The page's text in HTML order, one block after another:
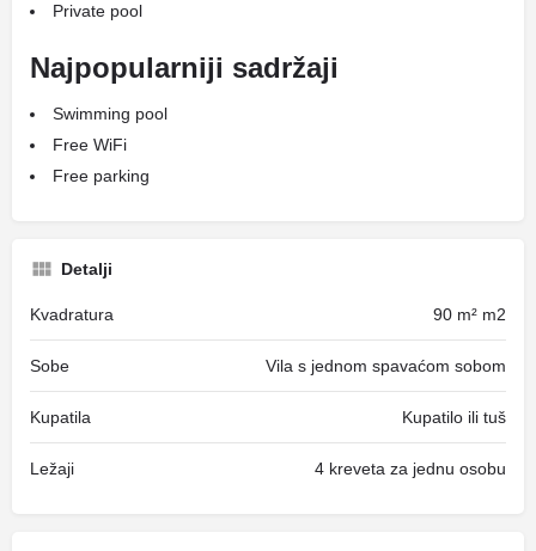
Private pool
Najpopularniji sadržaji
Swimming pool
Free WiFi
Free parking
Detalji
Kvadratura 90 m² m2
Sobe Vila s jednom spavaćom sobom
Kupatila Kupatilo ili tuš
Ležaji 4 kreveta za jednu osobu